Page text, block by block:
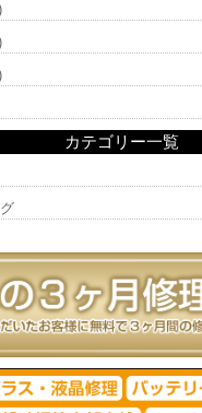
カテゴリー一覧